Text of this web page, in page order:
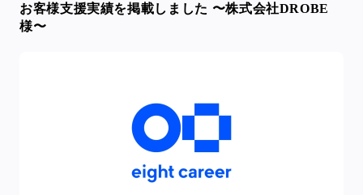
お客様支援実績を掲載しました 〜株式会社DROBE
様〜